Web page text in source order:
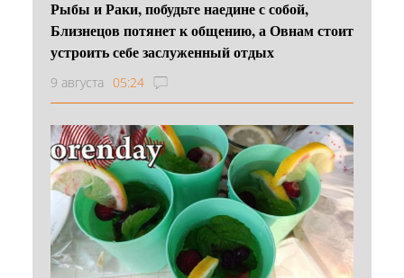
Рыбы и Раки, побудьте наедине с собой,
Близнецов потянет к общению, а Овнам стоит
устроить себе заслуженный отдых
9 августа 05:24